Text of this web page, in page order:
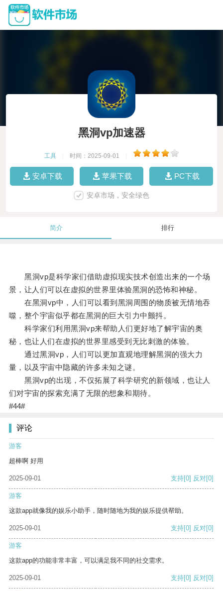
黑洞vp加速器
工具 时间：2025-09-01
安卓下载 苹果下载 PC下载
安卓市场，安全绿色
简介 排行
黑洞vp是科学家们借助虚拟现实技术创造出来的一个场
景，让人们可以在虚拟的世界里体验黑洞的恐怖和神秘。
在黑洞vp中，人们可以看到黑洞周围的物质被无情地吞
噬，整个宇宙似乎都在黑洞的巨大引力中颤抖。
科学家们利用黑洞vp来帮助人们更好地了解宇宙的奥
秘，也让人们在虚拟的世界里感受到无比刺激的体验。
通过黑洞vp，人们可以更加直观地理解黑洞的强大力
量，以及宇宙中隐藏的许多未知之谜。
黑洞vp的出现，不仅拓展了科学研究的新领域，也让人
们对宇宙的探索充满了无限的想象和期待。
#44#
评论
游客
超棒啊 好用
2025-09-01 支持[0] 反对[0]
游客
这款app就像我的娱乐小助手，随时随地为我的娱乐提供帮助。
2025-09-01 支持[0] 反对[0]
游客
这款app的功能非常丰富，可以满足我不同的社交需求。
2025-09-01 支持[0] 反对[0]